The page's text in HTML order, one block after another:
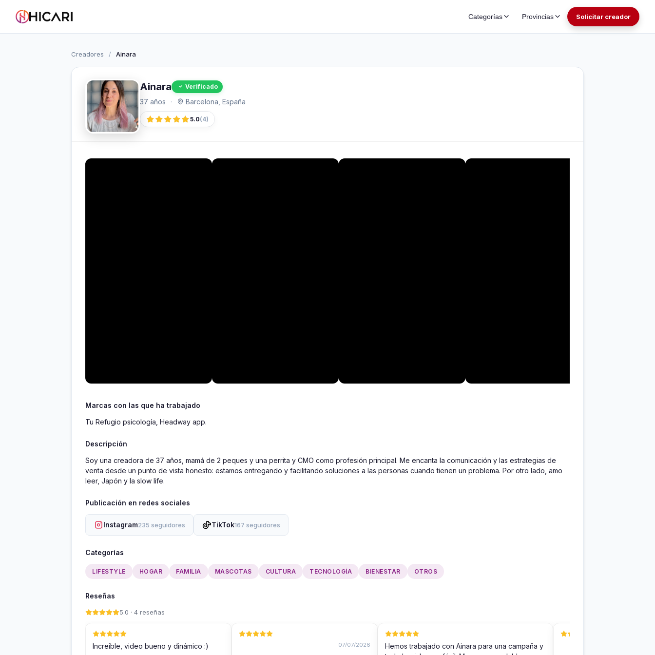
Categorías Provincias Solicitar creador
Creadores / Ainara
Ainara Verificado
37 años · Barcelona, España
5.0(4)
Marcas con las que ha trabajado
Tu Refugio psicología, Headway app.
Descripción
Soy una creadora de 37 años, mamá de 2 peques y una perrita y CMO como profesión principal. Me encanta la comunicación y las estrategias de
venta desde un punto de vista honesto: estamos entregando y facilitando soluciones a las personas cuando tienen un problema. Por otro lado, amo
leer, Japón y la slow life.
Publicación en redes sociales
Instagram235 seguidores TikTok167 seguidores
Categorías
LIFESTYLE HOGAR FAMILIA MASCOTAS CULTURA TECNOLOGÍA BIENESTAR OTROS
Reseñas
5.0 · 4 reseñas
Increible, video bueno y dinámico :) 07/07/2026
Hemos trabajado con Ainara para una campaña y